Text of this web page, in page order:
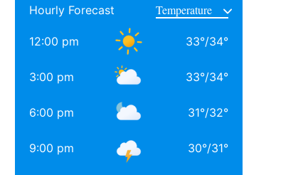
Hourly Forecast
12:00 pm 33°/34°
3:00 pm 33°/34°
6:00 pm 31°/32°
9:00 pm 30°/31°